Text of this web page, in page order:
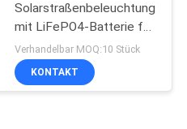
Solarstraßenbeleuchtung
mit LiFePO4-Batterie für
Gartenparkplatz
Verhandelbar MOQ:10 Stück
KONTAKT